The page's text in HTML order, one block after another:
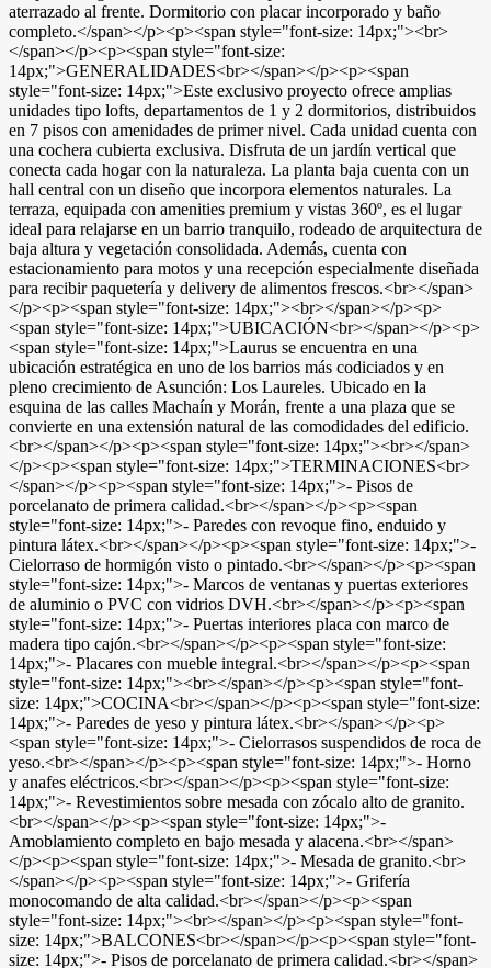
aterrazado al frente. Dormitorio con placar incorporado y baño
completo.</span></p><p><span style="font-size: 14px;"><br>
</span></p><p><span style="font-size:
14px;">GENERALIDADES<br></span></p><p><span
style="font-size: 14px;">Este exclusivo proyecto ofrece amplias
unidades tipo lofts, departamentos de 1 y 2 dormitorios, distribuidos
en 7 pisos con amenidades de primer nivel. Cada unidad cuenta con
una cochera cubierta exclusiva. Disfruta de un jardín vertical que
conecta cada hogar con la naturaleza. La planta baja cuenta con un
hall central con un diseño que incorpora elementos naturales. La
terraza, equipada con amenities premium y vistas 360º, es el lugar
ideal para relajarse en un barrio tranquilo, rodeado de arquitectura de
baja altura y vegetación consolidada. Además, cuenta con
estacionamiento para motos y una recepción especialmente diseñada
para recibir paquetería y delivery de alimentos frescos.<br></span>
</p><p><span style="font-size: 14px;"><br></span></p><p>
<span style="font-size: 14px;">UBICACIÓN<br></span></p><p>
<span style="font-size: 14px;">Laurus se encuentra en una
ubicación estratégica en uno de los barrios más codiciados y en
pleno crecimiento de Asunción: Los Laureles. Ubicado en la
esquina de las calles Machaín y Morán, frente a una plaza que se
convierte en una extensión natural de las comodidades del edificio.
<br></span></p><p><span style="font-size: 14px;"><br></span>
</p><p><span style="font-size: 14px;">TERMINACIONES<br>
</span></p><p><span style="font-size: 14px;">- Pisos de
porcelanato de primera calidad.<br></span></p><p><span
style="font-size: 14px;">- Paredes con revoque fino, enduido y
pintura látex.<br></span></p><p><span style="font-size: 14px;">-
Cielorraso de hormigón visto o pintado.<br></span></p><p><span
style="font-size: 14px;">- Marcos de ventanas y puertas exteriores
de aluminio o PVC con vidrios DVH.<br></span></p><p><span
style="font-size: 14px;">- Puertas interiores placa con marco de
madera tipo cajón.<br></span></p><p><span style="font-size:
14px;">- Placares con mueble integral.<br></span></p><p><span
style="font-size: 14px;"><br></span></p><p><span style="font-
size: 14px;">COCINA<br></span></p><p><span style="font-size:
14px;">- Paredes de yeso y pintura látex.<br></span></p><p>
<span style="font-size: 14px;">- Cielorrasos suspendidos de roca de
yeso.<br></span></p><p><span style="font-size: 14px;">- Horno
y anafes eléctricos.<br></span></p><p><span style="font-size:
14px;">- Revestimientos sobre mesada con zócalo alto de granito.
<br></span></p><p><span style="font-size: 14px;">-
Amoblamiento completo en bajo mesada y alacena.<br></span>
</p><p><span style="font-size: 14px;">- Mesada de granito.<br>
</span></p><p><span style="font-size: 14px;">- Grifería
monocomando de alta calidad.<br></span></p><p><span
style="font-size: 14px;"><br></span></p><p><span style="font-
size: 14px;">BALCONES<br></span></p><p><span style="font-
size: 14px;">- Pisos de porcelanato de primera calidad.<br></span>